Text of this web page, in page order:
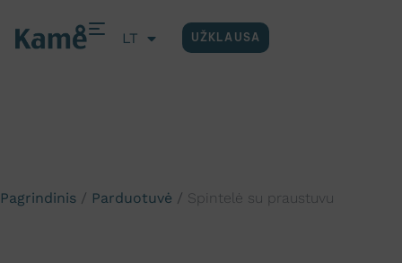
LT
EN UŽKLAUSA
Pagrindinis / Parduotuvė / Spintelė su praustuvu